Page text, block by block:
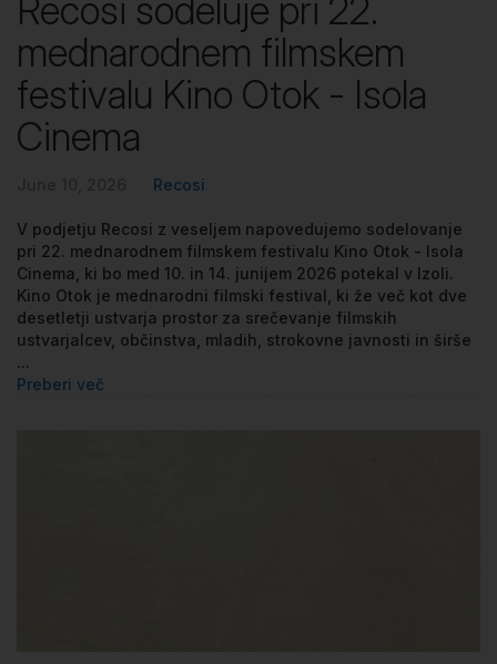
Recosi sodeluje pri 22.
mednarodnem filmskem
festivalu Kino Otok - Isola
Cinema
Recosi
V podjetju Recosi z veseljem napovedujemo sodelovanje
pri 22. mednarodnem filmskem festivalu Kino Otok - Isola
Cinema, ki bo med 10. in 14. junijem 2026 potekal v Izoli.
Kino Otok je mednarodni filmski festival, ki že več kot dve
desetletji ustvarja prostor za srečevanje filmskih
ustvarjalcev, občinstva, mladih, strokovne javnosti in širše
...
Preberi več